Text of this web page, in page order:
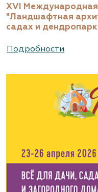
XVI
"Ландшафтная
садах и
Подробности